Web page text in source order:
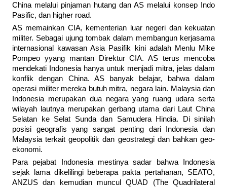
China melalui pinjaman hutang dan AS melalui konsep Indo
Pasific, dan higher road.
AS memainkan CIA, kementerian luar negeri dan kekuatan
militer. Sebagai ujung tombak dalam membangun kerjasama
internasional kawasan Asia Pasifik kini adalah Menlu Mike
Pompeo yyang mantan Direktur CIA. AS terus mencoba
mendekati Indonesia hanya untuk menjadi mitra, jelas dalam
konflik dengan China. AS banyak belajar, bahwa dalam
operasi militer mereka butuh mitra, negara lain. Malaysia dan
Indonesia merupakan dua negara yang ruang udara serta
wilayah lautnya merupakan gerbang utama dari Laut China
Selatan ke Selat Sunda dan Samudera Hindia. Di sinilah
posisi geografis yang sangat penting dari Indonesia dan
Malaysia terkait geopolitik dan geostrategi dan bahkan geo-
ekonomi.
Para pejabat Indonesia mestinya sadar bahwa Indonesia
sejak lama dikelilingi beberapa pakta pertahanan, SEATO,
ANZUS dan kemudian muncul QUAD (The Quadrilateral